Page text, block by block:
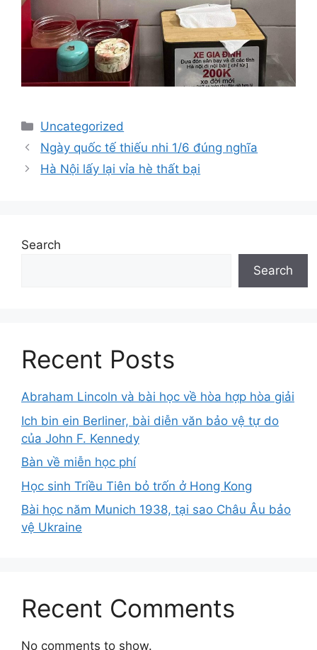
Categories
Uncategorized
Ngày quốc tế thiếu nhi 1/6 đúng nghĩa
Hà Nội lấy lại vỉa hè thất bại
Search
Search
Recent Posts
Abraham Lincoln và bài học về hòa hợp hòa giải
Ich bin ein Berliner, bài diễn văn bảo vệ tự do
của John F. Kennedy
Bàn về miễn học phí
Học sinh Triều Tiên bỏ trốn ở Hong Kong
Bài học năm Munich 1938, tại sao Châu Âu bảo
vệ Ukraine
Recent Comments
No comments to show.